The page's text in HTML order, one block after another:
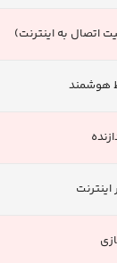
اتصال به اینترنت)
هوشمند
اینترنت